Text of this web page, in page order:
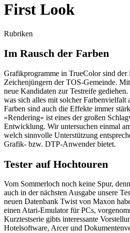
First Look
Rubriken
Im Rausch der Farben
Grafikprogramme in TrueColor sind der
Zeichenjüngern der TOS-Gemeinde.
neue Kandidaten zur Testreife
was sich alles mit solcher Farbenvielfalt
Farben sind auch die Effekte immer
»Rendering« ist eines der großen
Entwicklung. Wir untersuchen einmal
welch sinnvolle Unterstützung
Grafik- bzw. DTP-Anwender bietet.
Tester auf Hochtouren
Vom Sommerloch noch keine Spur,
auch in der nächsten Ausgabe unsere
neuen Datenbank Twist von Maxon
einen Atari-Emulator für PCs,
Kurztestserie gibts interessante
Hotelsoftware, Arcer und